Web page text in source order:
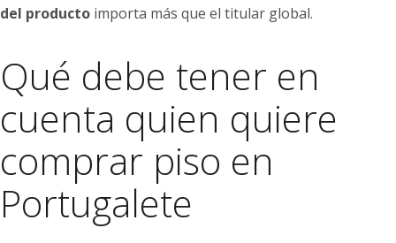
del producto importa más que el titular global.
Qué debe tener en
cuenta quien quiere
comprar piso en
Portugalete